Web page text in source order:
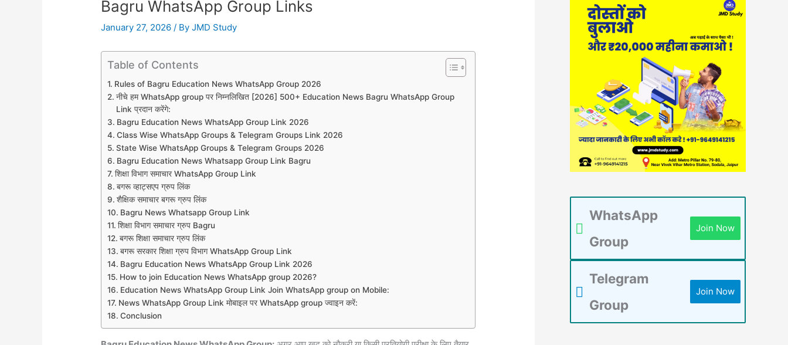
Bagru WhatsApp Group Links
January 27, 2026/ ByJMD Study
Table of Contents
Rules of Bagru Education News WhatsApp Group 2026
नीचे हम WhatsApp group पर निम्नलिखित [2026] 500+ Education News Bagru WhatsApp Group
Link प्रदान करेंगे:
Bagru Education News WhatsApp Group Link 2026
Class Wise WhatsApp Groups & Telegram Groups Link 2026
State Wise WhatsApp Groups & Telegram Groups 2026
Bagru Education News Whatsapp Group Link Bagru
शिक्षा विभाग समाचार WhatsApp Group Link
बगरू व्हाट्सएप ग्रुप लिंक
शैक्षिक समाचार बगरू ग्रुप लिंक
Bagru News Whatsapp Group Link
शिक्षा विभाग समाचार ग्रुप Bagru
बगरू शिक्षा समाचार ग्रुप लिंक
बगरू सरकार शिक्षा ग्रुप विभाग WhatsApp Group Link
Bagru Education News WhatsApp Group Link 2026
How to join Education News WhatsApp group 2026?
Education News WhatsApp Group Link Join WhatsApp group on Mobile:
News WhatsApp Group Link मोबाइल पर WhatsApp group ज्वाइन करें:
Conclusion
WhatsApp
Group
Join Now
Telegram
Group
Join Now